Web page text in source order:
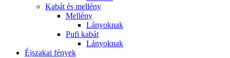
Kabát és mellény
Mellény
Lányoknak
Pufi kabát
Lányoknak
Éjszakai fények